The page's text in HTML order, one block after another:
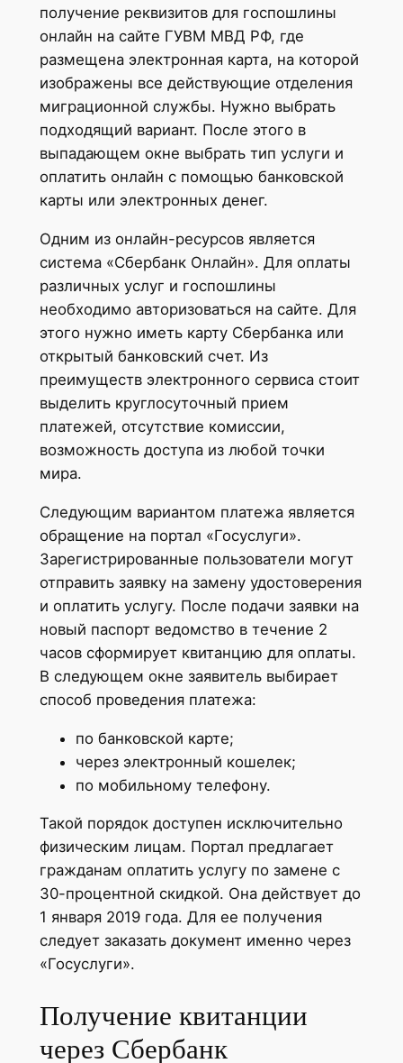
получение реквизитов для госпошлины
онлайн на сайте ГУВМ МВД РФ, где
размещена электронная карта, на которой
изображены все действующие отделения
миграционной службы. Нужно выбрать
подходящий вариант. После этого в
выпадающем окне выбрать тип услуги и
оплатить онлайн с помощью банковской
карты или электронных денег.
Одним из онлайн-ресурсов является
система «Сбербанк Онлайн». Для оплаты
различных услуг и госпошлины
необходимо авторизоваться на сайте. Для
этого нужно иметь карту Сбербанка или
открытый банковский счет. Из
преимуществ электронного сервиса стоит
выделить круглосуточный прием
платежей, отсутствие комиссии,
возможность доступа из любой точки
мира.
Следующим вариантом платежа является
обращение на портал «Госуслуги».
Зарегистрированные пользователи могут
отправить заявку на замену удостоверения
и оплатить услугу. После подачи заявки на
новый паспорт ведомство в течение 2
часов сформирует квитанцию для оплаты.
В следующем окне заявитель выбирает
способ проведения платежа:
по банковской карте;
через электронный кошелек;
по мобильному телефону.
Такой порядок доступен исключительно
физическим лицам. Портал предлагает
гражданам оплатить услугу по замене с
30-процентной скидкой. Она действует до
1 января 2019 года. Для ее получения
следует заказать документ именно через
«Госуслуги».
Получение квитанции
через Сбербанк